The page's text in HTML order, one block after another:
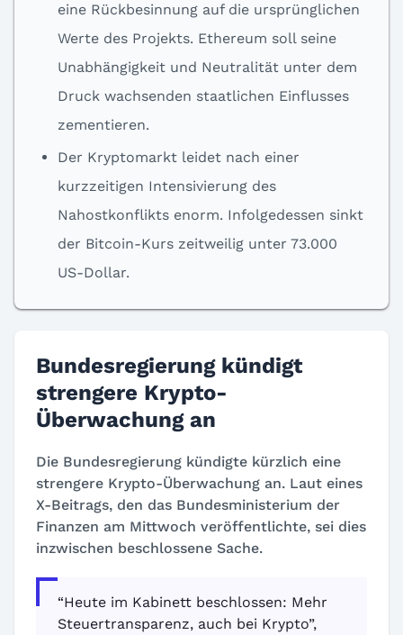
eine Rückbesinnung auf die ursprünglichen
Werte des Projekts. Ethereum soll seine
Unabhängigkeit und Neutralität unter dem
Druck wachsenden staatlichen Einflusses
zementieren.
Der Kryptomarkt leidet nach einer
kurzzeitigen Intensivierung des
Nahostkonflikts enorm. Infolgedessen sinkt
der Bitcoin-Kurs zeitweilig unter 73.000
US-Dollar.
Bundesregierung kündigt
strengere Krypto-
Überwachung an
Die Bundesregierung kündigte kürzlich eine
strengere Krypto-Überwachung an. Laut eines
X-Beitrags, den das Bundesministerium der
Finanzen am Mittwoch veröffentlichte, sei dies
inzwischen beschlossene Sache.
“Heute im Kabinett beschlossen: Mehr
Steuertransparenz, auch bei Krypto”,